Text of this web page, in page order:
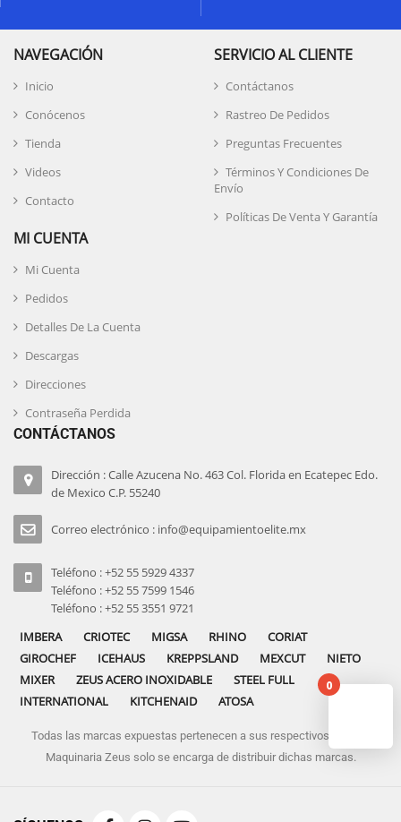
NAVEGACIÓN
Inicio
Conócenos
Tienda
Videos
Contacto
SERVICIO AL CLIENTE
Contáctanos
Rastreo De Pedidos
Preguntas Frecuentes
Términos Y Condiciones De
Envío
Políticas De Venta Y Garantía
MI CUENTA
Mi Cuenta
Pedidos
Detalles De La Cuenta
Descargas
Direcciones
Contraseña Perdida
CONTÁCTANOS
Dirección : Calle Azucena No. 463 Col. Florida en Ecatepec Edo.
de Mexico C.P. 55240
Correo electrónico : info@equipamientoelite.mx
Teléfono : +52 55 5929 4337
Teléfono : +52 55 7599 1546
Teléfono : +52 55 3551 9721
IMBERA
CRIOTEC MIGSA RHINO
CORIAT
GIROCHEF
ICEHAUS KREPPSLAND MEXCUT
NIETO
MIXER
ZEUS ACERO INOXIDABLE
STEEL FULL
INTERNATIONAL
KITCHENAID ATOSA
Todas las marcas expuestas pertenecen a sus respectivos dueños
Maquinaria Zeus solo se encarga de distribuir dichas marcas.
0